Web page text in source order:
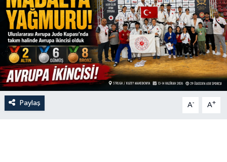
Paylaş A- A+
Video Galeri
Yaşam